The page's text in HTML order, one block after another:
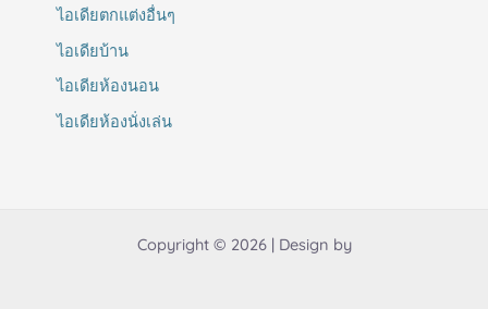
ไอเดียตกแต่งอื่นๆ
ไอเดียบ้าน
ไอเดียห้องนอน
ไอเดียห้องนั่งเล่น
Copyright © 2026 | Design by